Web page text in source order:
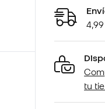
tu